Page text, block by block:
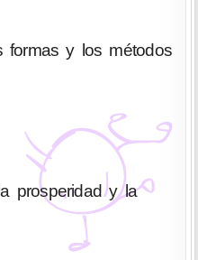
formas y los métodos
prosperidad y la